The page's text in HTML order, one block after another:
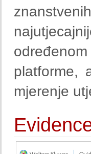
platforme,
mjerenje